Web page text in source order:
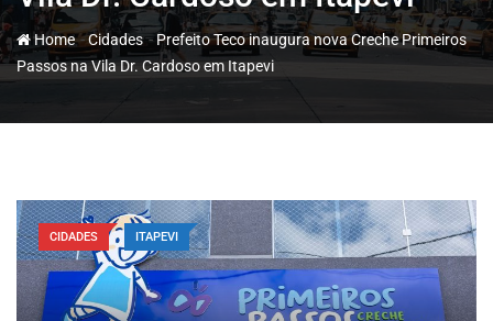
Home-Cidades-Prefeito Teco inaugura nova Creche Primeiros
Passos na Vila Dr. Cardoso em Itapevi
CIDADES ITAPEVI